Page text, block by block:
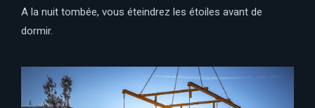
A la nuit tombée, vous éteindrez les étoiles avant de
dormir.